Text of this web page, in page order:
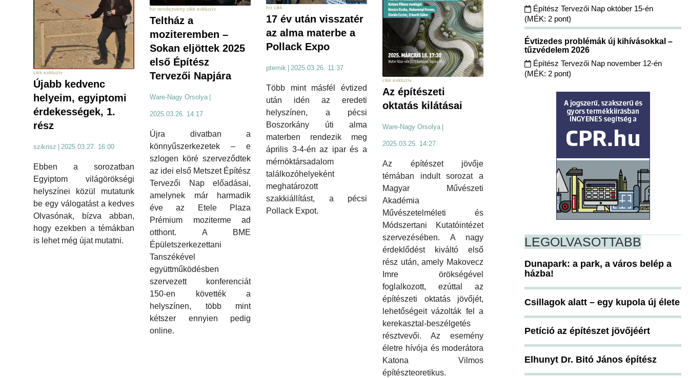
cikk exkluzív
Újabb kedvenc
helyeim, egyiptomi
érdekességek, 1.
rész
szikrisz 2025.03.27. 16:00
Ebben a sorozatban
Egyiptom világörökségi
helyszínei közül mutatunk
be egy válogatást a kedves
Olvasónak, bízva abban,
hogy ezekben a témákban
is lehet még újat mutatni.
hír rendezvény cikk exkluzív
Teltház a
moziteremben –
Sokan eljöttek 2025
első Építész
Tervezői Napjára
Ware-Nagy Orsolya
2025.03.26. 14:17
Újra divatban a
könnyűszerkezetek – e
szlogen köré szerveződtek
az idei első Metszet Építész
Tervezői Nap előadásai,
amelynek már harmadik
éve az Etele Plaza
Prémium moziterme ad
otthont. A BME
Épületszerkezettani
Tanszékével
együttműködésben
szervezett konferenciát
150-en követték a
helyszínen, több mint
kétszer ennyien pedig
online.
hír cikk
17 év után visszatér
az alma materbe a
Pollack Expo
ptemik 2025.03.26. 11:37
Több mint másfél évtized
után idén az eredeti
helyszínen, a pécsi
Boszorkány úti alma
materben rendezik meg
április 3-4-én az ipar és a
mérnöktársadalom
találkozóhelyeként
meghatározott
szakkiállítást, a pécsi
Pollack Expot.
cikk exkluzív
Az építészeti
oktatás kilátásai
Ware-Nagy Orsolya
2025.03.25. 14:27
Az építészet jövője
témában indult sorozat a
Magyar Művészeti
Akadémia
Művészetelméleti és
Módszertani Kutatóintézet
szervezésében. A nagy
érdeklődést kiváltó első
rész után, amely Makovecz
Imre örökségével
foglalkozott, ezúttal az
építészeti oktatás jövőjét,
lehetőségeit vázolták fel a
kerekasztal-beszélgetés
résztvevői. Az esemény
életre hívója és moderátora
Katona Vilmos
építészteoretikus.
Építész Tervezői Nap október 15-én
(MÉK: 2 pont)
Évtizedes problémák új kihívásokkal –
tűzvédelem 2026
Építész Tervezői Nap november 12-én
(MÉK: 2 pont)
LEGOLVASOTTABB
Dunapark: a park, a város belép a
házba!
Csillagok alatt – egy kupola új élete
Petíció az építészet jövőjéért
Elhunyt Dr. Bitó János építész